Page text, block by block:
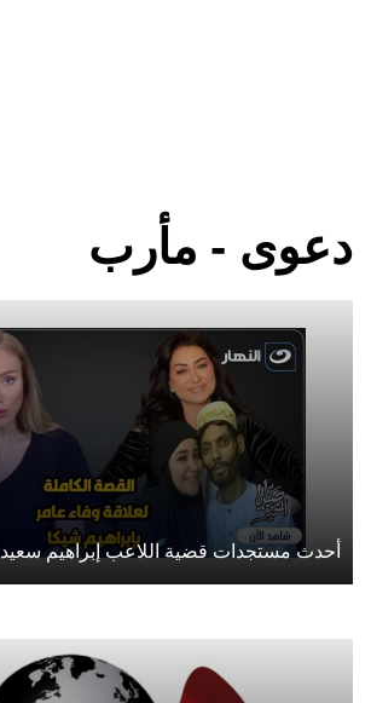
دعوى - مأرب
أحدث مستجدات قضية اللاعب إبراهيم سعيد